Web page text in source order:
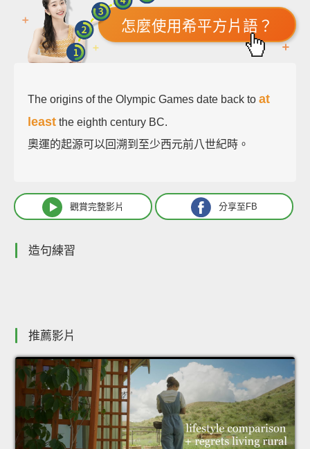
怎麼使用希平方片語？
The origins of the Olympic Games date back to at
least the eighth century BC.
奧運的起源可以回溯到至少西元前八世紀時。
觀賞完整影片 分享至FB
造句練習
推薦影片